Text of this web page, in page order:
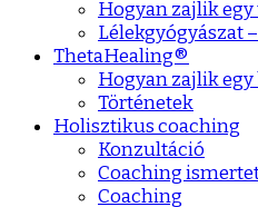
Hogyan zajlik egy
Lélekgyógyászat
ThetaHealing®
Hogyan zajlik egy
Történetek
Holisztikus coaching
Konzultáció
Coaching
Coaching